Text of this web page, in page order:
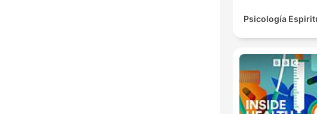
Psicología